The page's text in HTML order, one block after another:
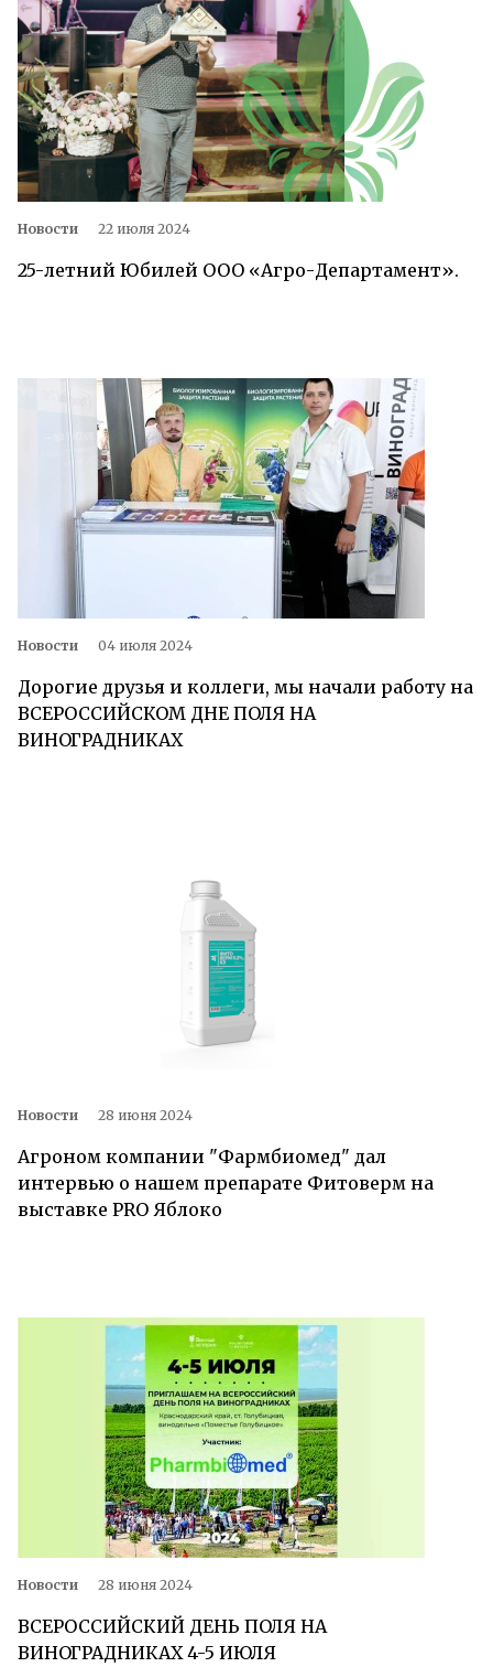
Новости 22 июля 2024
25-летний Юбилей ООО «Агро-Департамент».
Новости 04 июля 2024
Дорогие друзья и коллеги, мы начали работу на
ВСЕРОССИЙСКОМ ДНЕ ПОЛЯ НА
ВИНОГРАДНИКАХ
Новости 28 июня 2024
Агроном компании "Фармбиомед" дал
интервью о нашем препарате Фитоверм на
выставке PRO Яблоко
Новости 28 июня 2024
ВСЕРОССИЙСКИЙ ДЕНЬ ПОЛЯ НА
ВИНОГРАДНИКАХ 4-5 ИЮЛЯ